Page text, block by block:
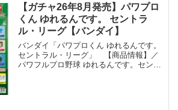
【ガチャ26年8月発売】パワプロ
くん ゆれるんです。 セントラ
ル・リーグ【バンダイ】
バンダイ「パワプロくん ゆれるんです。
セントラル・リーグ」 【商品情報】／
パワフルプロ野球 ゆれるんです。セント